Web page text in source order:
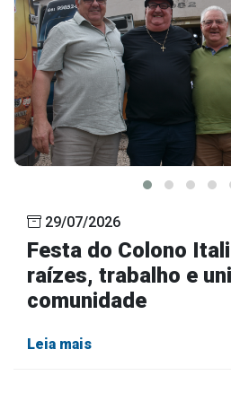
29/07/2026
Festa do Colono
raízes, trabalho e
comunidade
Leia mais